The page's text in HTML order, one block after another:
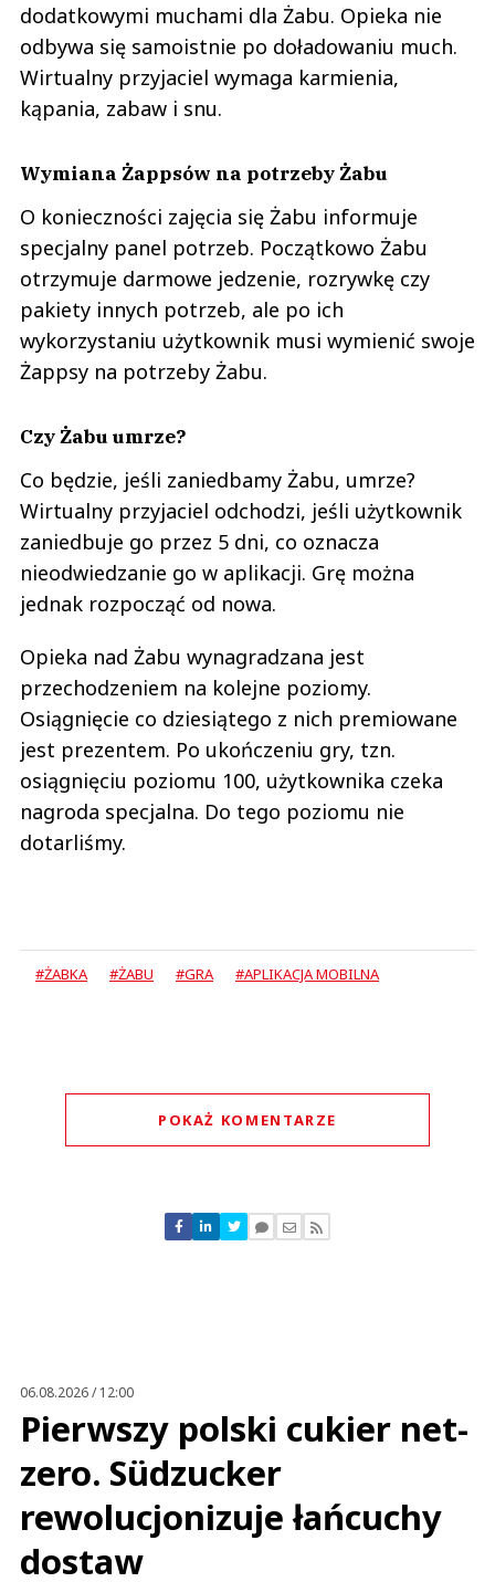
dodatkowymi muchami dla Żabu. Opieka nie
odbywa się samoistnie po doładowaniu much.
Wirtualny przyjaciel wymaga karmienia,
kąpania, zabaw i snu.
Wymiana Żappsów na potrzeby Żabu
O konieczności zajęcia się Żabu informuje
specjalny panel potrzeb. Początkowo Żabu
otrzymuje darmowe jedzenie, rozrywkę czy
pakiety innych potrzeb, ale po ich
wykorzystaniu użytkownik musi wymienić swoje
Żappsy na potrzeby Żabu.
Czy Żabu umrze?
Co będzie, jeśli zaniedbamy Żabu, umrze?
Wirtualny przyjaciel odchodzi, jeśli użytkownik
zaniedbuje go przez 5 dni, co oznacza
nieodwiedzanie go w aplikacji. Grę można
jednak rozpocząć od nowa.
Opieka nad Żabu wynagradzana jest
przechodzeniem na kolejne poziomy.
Osiągnięcie co dziesiątego z nich premiowane
jest prezentem. Po ukończeniu gry, tzn.
osiągnięciu poziomu 100, użytkownika czeka
nagroda specjalna. Do tego poziomu nie
dotarliśmy.
#ŻABKA #ŻABU #GRA #APLIKACJA MOBILNA
POKAŻ KOMENTARZE
Nie znaleziono komentarzy
Zostaw swoje komentarze
06.08.2026 / 12:00
Pierwszy polski cukier net-
zero. Südzucker
rewolucjonizuje łańcuchy
dostaw